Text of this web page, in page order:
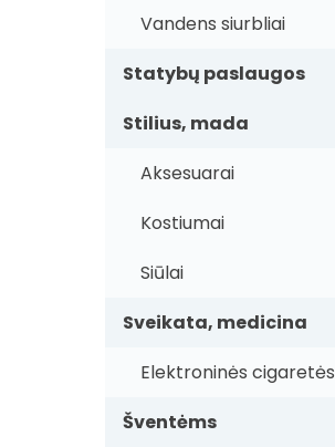
Vandens siurbliai
Statybų paslaugos
Stilius, mada
Aksesuarai
Kostiumai
Siūlai
Sveikata, medicina
Elektroninės cigaretės
Šventėms